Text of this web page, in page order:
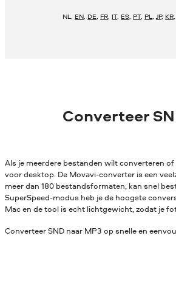
NL, EN, DE, FR, IT, ES, PT, PL,JP, KR
Converteer
Als je meerdere bestanden wilt converteren
voor desktop. De Movavi-converter is een
meer dan 180 bestandsformaten, kan snel
SuperSpeed-modus heb je de hoogste
Mac en de tool is echt lichtgewicht, zodat je
Converteer SND naar MP3 op snelle en